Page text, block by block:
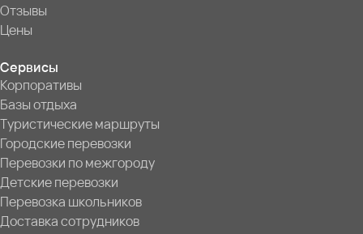
Отзывы
Цены
Сервисы
Корпоративы
Базы отдыха
Туристические маршруты
Городские перевозки
Перевозки по межгороду
Детские перевозки
Перевозка школьников
Доставка сотрудников